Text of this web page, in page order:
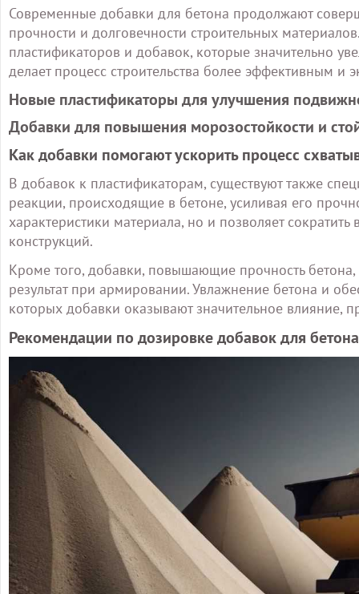
Современные добавки для бетона продолжают
прочности и долговечности строительных
пластификаторов и добавок, которые значительно
делает процесс строительства более эффективным и
Новые пластификаторы для улучшения
Добавки для повышения морозостойкости и
Как добавки помогают ускорить процесс
В добавок к пластификаторам, существуют также
реакции, происходящие в бетоне, усиливая его
характеристики материала, но и позволяет
конструкций.
Кроме того, добавки, повышающие прочность бетона,
результат при армировании. Увлажнение бетона и
которых добавки оказывают значительное влияние,
Рекомендации по дозировке добавок для